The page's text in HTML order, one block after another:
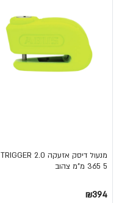
מנעול דיסק אזעקה TRIGGER 2.0
365 5 מ"מ צהוב
₪394